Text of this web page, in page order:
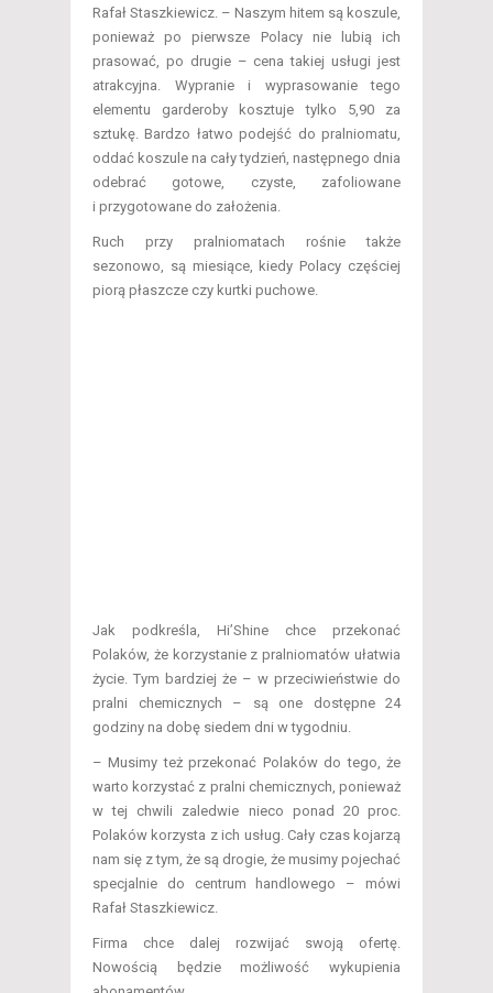
Rafał Staszkiewicz. – Naszym hitem są koszule,
ponieważ po pierwsze Polacy nie lubią ich
prasować, po drugie – cena takiej usługi jest
atrakcyjna. Wypranie i wyprasowanie tego
elementu garderoby kosztuje tylko 5,90 za
sztukę. Bardzo łatwo podejść do pralniomatu,
oddać koszule na cały tydzień, następnego dnia
odebrać gotowe, czyste, zafoliowane
i przygotowane do założenia.
Ruch przy pralniomatach rośnie także
sezonowo, są miesiące, kiedy Polacy częściej
piorą płaszcze czy kurtki puchowe.
Jak podkreśla, Hi’Shine chce przekonać
Polaków, że korzystanie z pralniomatów ułatwia
życie. Tym bardziej że – w przeciwieństwie do
pralni chemicznych – są one dostępne 24
godziny na dobę siedem dni w tygodniu.
– Musimy też przekonać Polaków do tego, że
warto korzystać z pralni chemicznych, ponieważ
w tej chwili zaledwie nieco ponad 20 proc.
Polaków korzysta z ich usług. Cały czas kojarzą
nam się z tym, że są drogie, że musimy pojechać
specjalnie do centrum handlowego – mówi
Rafał Staszkiewicz.
Firma chce dalej rozwijać swoją ofertę.
Nowością będzie możliwość wykupienia